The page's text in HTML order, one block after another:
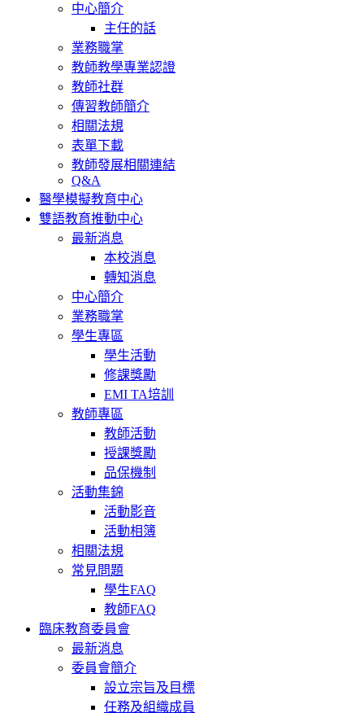
中心簡介
主任的話
業務職掌
教師教學專業認證
教師社群
傳習教師簡介
相關法規
表單下載
教師發展相關連結
Q&A
醫學模擬教育中心
雙語教育推動中心
最新消息
本校消息
轉知消息
中心簡介
業務職掌
學生專區
學生活動
修課獎勵
EMI TA培訓
教師專區
教師活動
授課獎勵
品保機制
活動集錦
活動影音
活動相簿
相關法規
常見問題
學生FAQ
教師FAQ
臨床教育委員會
最新消息
委員會簡介
設立宗旨及目標
任務及組織成員